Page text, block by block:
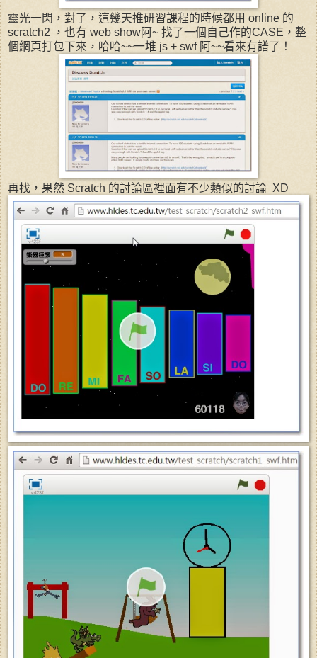
靈光一閃，對了，這幾天推研習課程的時候都用 online 的
scratch2 ，也有 web show阿~ 找了一個自己作的CASE，整
個網頁打包下來，哈哈~~一堆 js + swf 阿~~看來有譜了！
再找，果然 Scratch 的討論區裡面有不少類似的討論 XD